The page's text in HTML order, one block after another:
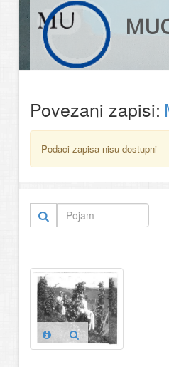
Povezani zapisi:
Podaci zapisa nisu dostupni